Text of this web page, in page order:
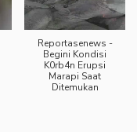
Reportasenews -
Begini Kondisi
K0rb4n Erupsi
Marapi Saat
Ditemukan